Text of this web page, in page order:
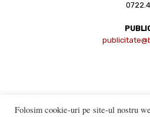
Folosim cookie-uri pe site-ul nostru